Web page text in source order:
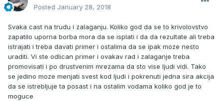
Posted January 28, 2018
Svaka cast na trudu i zalaganju. Koliko god da se to krivolovstvo
zapatilo uporna borba mora da se isplati i da da rezultate ali treba
istrajati i treba davati primer i ostalima da se ipak moze nesto
uraditi. Vi ste odlican primer i ovakav rad i zalaganje treba
promovisati i po drustvenim mrezama da sto vise ljudi vidi. Tako
se jedino moze menjati svest kod ljudi i pokrenuti jedna sira akcija
da se istrebljuje ta posast i na ostalim vodama koliko god je to
moguce